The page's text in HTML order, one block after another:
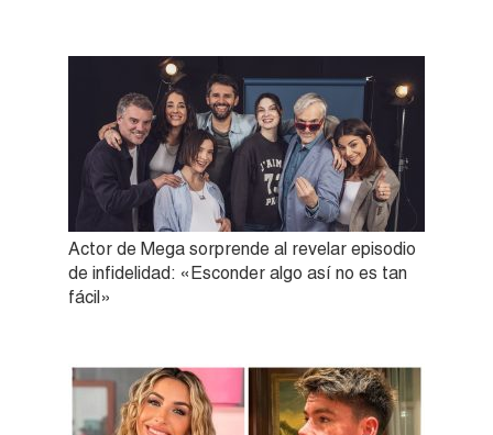
Actor de Mega sorprende al revelar episodio
de infidelidad: «Esconder algo así no es tan
fácil»